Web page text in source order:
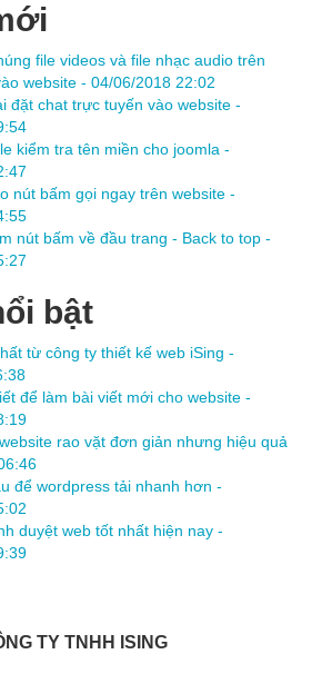
file videos và file nhạc audio trên
website - 04/06/2018 22:02
đặt chat trực tuyến vào website -
kiểm tra tên miền cho joomla -
nút bấm gọi ngay trên website -
nút bấm về đầu trang - Back to top -
bật
từ công ty thiết kế web iSing -
để làm bài viết mới cho website -
rao vặt đơn giản nhưng hiệu quả
để wordpress tải nhanh hơn -
duyệt web tốt nhất hiện nay -
TY TNHH ISING